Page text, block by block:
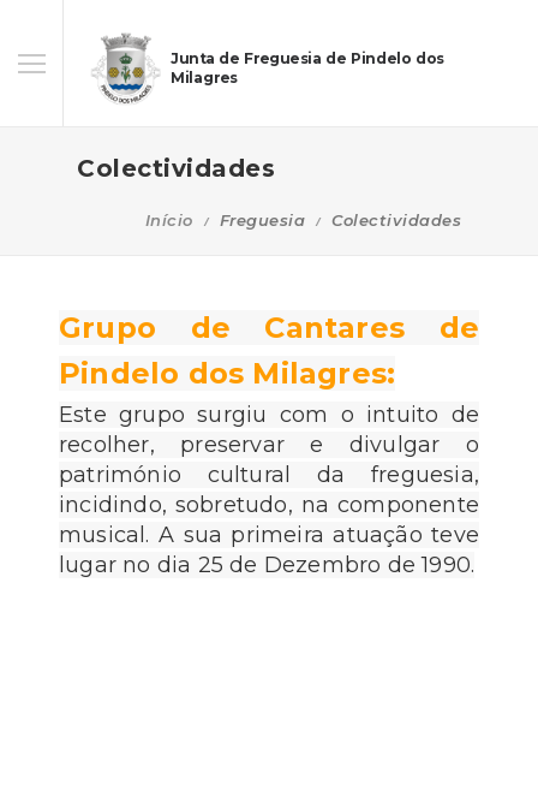
Junta de Freguesia de Pindelo dos
Milagres
Colectividades
Início Freguesia Colectividades
Grupo de Cantares de
Pindelo dos Milagres:
Este grupo surgiu com o intuito de
recolher, preservar e divulgar o
património cultural da freguesia,
incidindo, sobretudo, na componente
musical. A sua primeira atuação teve
lugar no dia 25 de Dezembro de 1990.